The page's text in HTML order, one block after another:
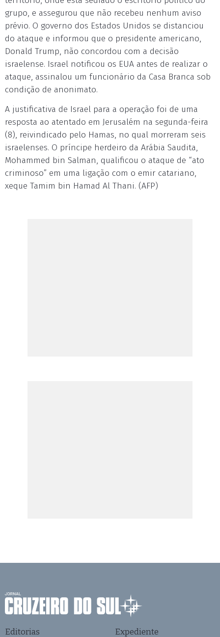
grupo, e assegurou que não recebeu nenhum aviso
prévio. O governo dos Estados Unidos se distanciou
do ataque e informou que o presidente americano,
Donald Trump, não concordou com a decisão
israelense. Israel notificou os EUA antes de realizar o
ataque, assinalou um funcionário da Casa Branca sob
condição de anonimato.
A justificativa de Israel para a operação foi de uma
resposta ao atentado em Jerusalém na segunda-feira
(8), reivindicado pelo Hamas, no qual morreram seis
israelenses. O príncipe herdeiro da Arábia Saudita,
Mohammed bin Salman, qualificou o ataque de “ato
criminoso” em uma ligação com o emir catariano,
xeque Tamim bin Hamad Al Thani. (AFP)
Editorias Expediente